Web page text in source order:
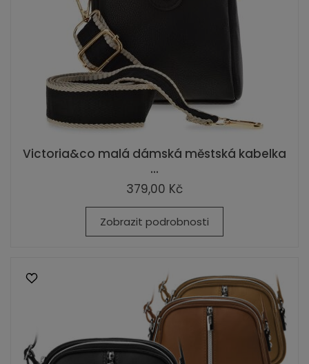
Victoria&co malá dámská městská kabelka
...
379,00 Kč
Zobrazit podrobnosti